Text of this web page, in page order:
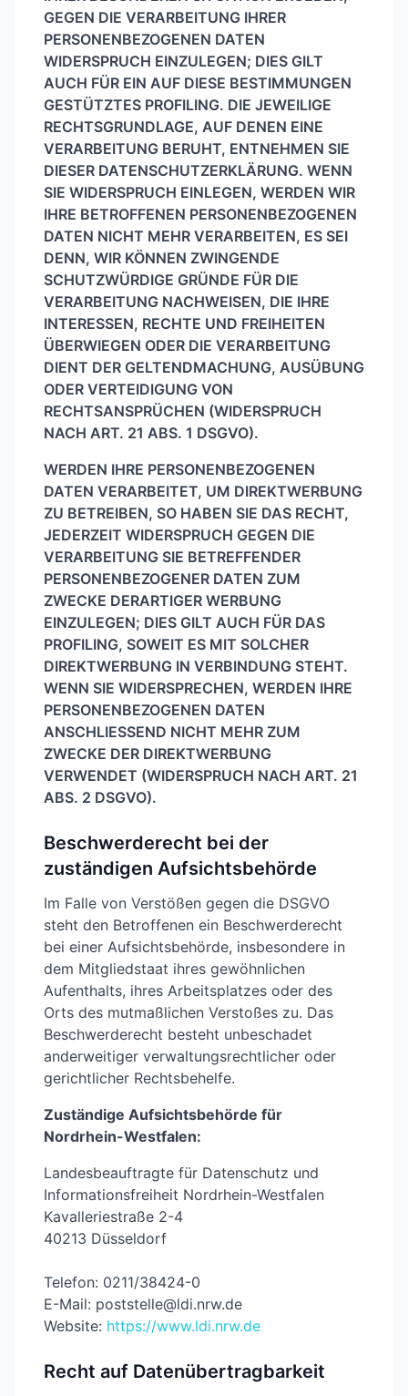
GEGEN DIE VERARBEITUNG IHRER
PERSONENBEZOGENEN DATEN
WIDERSPRUCH EINZULEGEN; DIES GILT
AUCH FÜR EIN AUF DIESE BESTIMMUNGEN
GESTÜTZTES PROFILING. DIE JEWEILIGE
RECHTSGRUNDLAGE, AUF DENEN EINE
VERARBEITUNG BERUHT, ENTNEHMEN SIE
DIESER DATENSCHUTZERKLÄRUNG. WENN
SIE WIDERSPRUCH EINLEGEN, WERDEN WIR
IHRE BETROFFENEN PERSONENBEZOGENEN
DATEN NICHT MEHR VERARBEITEN, ES SEI
DENN, WIR KÖNNEN ZWINGENDE
SCHUTZWÜRDIGE GRÜNDE FÜR DIE
VERARBEITUNG NACHWEISEN, DIE IHRE
INTERESSEN, RECHTE UND FREIHEITEN
ÜBERWIEGEN ODER DIE VERARBEITUNG
DIENT DER GELTENDMACHUNG, AUSÜBUNG
ODER VERTEIDIGUNG VON
RECHTSANSPRÜCHEN (WIDERSPRUCH
NACH ART. 21 ABS. 1 DSGVO).
WERDEN IHRE PERSONENBEZOGENEN
DATEN VERARBEITET, UM DIREKTWERBUNG
ZU BETREIBEN, SO HABEN SIE DAS RECHT,
JEDERZEIT WIDERSPRUCH GEGEN DIE
VERARBEITUNG SIE BETREFFENDER
PERSONENBEZOGENER DATEN ZUM
ZWECKE DERARTIGER WERBUNG
EINZULEGEN; DIES GILT AUCH FÜR DAS
PROFILING, SOWEIT ES MIT SOLCHER
DIREKTWERBUNG IN VERBINDUNG STEHT.
WENN SIE WIDERSPRECHEN, WERDEN IHRE
PERSONENBEZOGENEN DATEN
ANSCHLIESSEND NICHT MEHR ZUM
ZWECKE DER DIREKTWERBUNG
VERWENDET (WIDERSPRUCH NACH ART. 21
ABS. 2 DSGVO).
Beschwerderecht bei der
zuständigen Aufsichtsbehörde
Im Falle von Verstößen gegen die DSGVO
steht den Betroffenen ein Beschwerderecht
bei einer Aufsichtsbehörde, insbesondere in
dem Mitgliedstaat ihres gewöhnlichen
Aufenthalts, ihres Arbeitsplatzes oder des
Orts des mutmaßlichen Verstoßes zu. Das
Beschwerderecht besteht unbeschadet
anderweitiger verwaltungsrechtlicher oder
gerichtlicher Rechtsbehelfe.
Zuständige Aufsichtsbehörde für
Nordrhein-Westfalen:
Landesbeauftragte für Datenschutz und
Informationsfreiheit Nordrhein-Westfalen
Kavalleriestraße 2-4
40213 Düsseldorf
Telefon: 0211/38424-0
E-Mail: poststelle@ldi.nrw.de
Website: https://www.ldi.nrw.de
Recht auf Datenübertragbarkeit